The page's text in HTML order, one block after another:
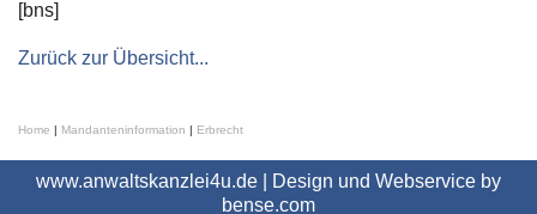
[bns]
Zurück zur Übersicht...
Home | Mandanteninformation | Erbrecht
www.anwaltskanzlei4u.de | Design und Webservice by
bense.com